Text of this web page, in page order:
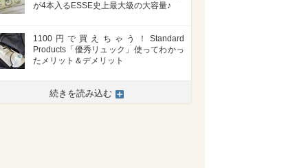
が4本入るESSE史上最大級の大容量♪
1100円で買えちゃう！Standard
Products「優秀リュック」使ってわかっ
たメリット＆デメリット
続きを読み込む